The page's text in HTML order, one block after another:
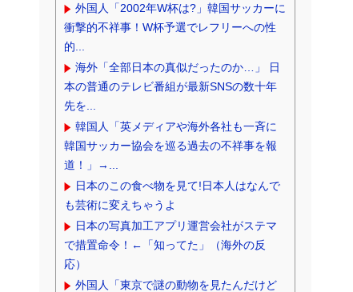
外国人「2002年W杯は?」韓国サッカーに
衝撃的不祥事！W杯予選でレフリーへの性
的...
海外「全部日本の真似だったのか…」 日
本の普通のテレビ番組が最新SNSの数十年
先を...
韓国人「英メディアや海外各社も一斉に
韓国サッカー協会を巡る過去の不祥事を報
道！」→...
日本のこの食べ物を見て!日本人はなんで
も芸術に変えちゃうよ
日本の写真加工アプリ運営会社がステマ
で措置命令！←「知ってた」（海外の反
応）
外国人「東京で謎の動物を見たんだけど